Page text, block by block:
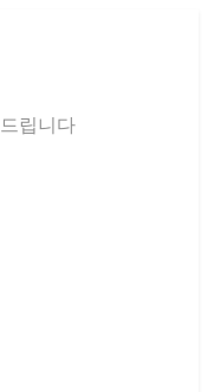
립니다